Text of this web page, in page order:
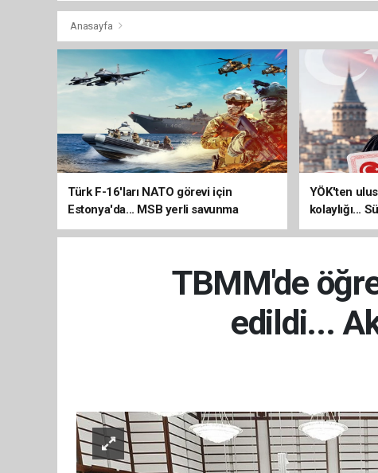
Anasayfa
Türk F-16'ları NATO görevi için
Estonya'da... MSB yerli savunma
sistemleriyle güçleniyor
YÖK'ten
kolaylığı...
TBMM'de
edildi...